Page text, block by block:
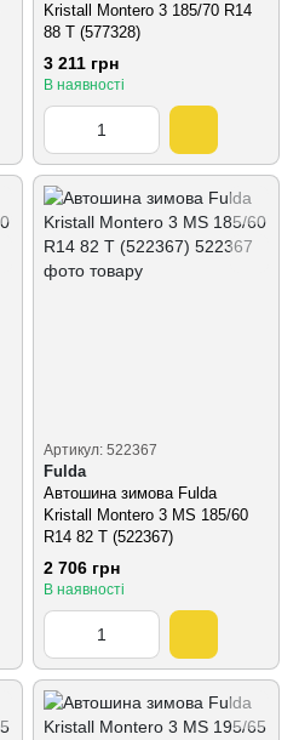
Kristall Montero 3 185/70 R14
88 T (577328)
3 211 грн
В наявності
Артикул: 522367
Fulda
Автошина зимова Fulda
Kristall Montero 3 MS 185/60
R14 82 T (522367)
2 706 грн
В наявності